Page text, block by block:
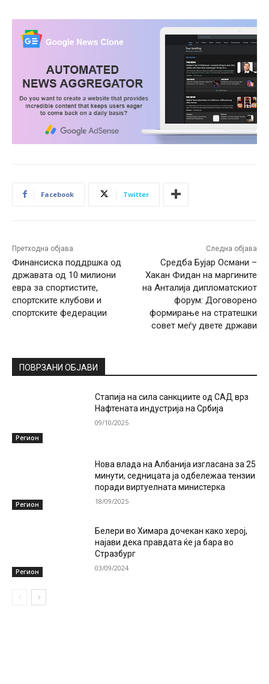
Facebook Twitter
Претходна објава
Финансиска поддршка од
државата од 10 милиони
евра за спортистите,
спортските клубови и
спортските федерации
Следна објава
Средба Бујар Османи –
Хакан Фидан на маргините
на Анталија дипломатскиот
форум: Договорено
формирање на стратешки
совет меѓу двете држави
ПОВРЗАНИ ОБЈАВИ
Регион
Стапија на сила санкциите од САД врз
Нафтената индустрија на Србија
09/10/2025
Регион
Нова влада на Албанија изгласана за 25
минути, седницата ја одбележаа тензии
поради виртуелната министерка
18/09/2025
Регион
Белери во Химара дочекан како херој,
најави дека правдата ќе ја бара во
Стразбург
03/09/2024